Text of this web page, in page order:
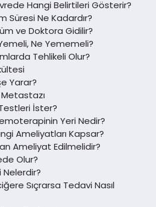
Hangi Belirtileri Gösterir?
Süresi Ne Kadardır?
ve Doktora Gidilir?
Ne Yememeli?
Tehlikeli Olur?
Yarar?
İster?
Yeri Nedir?
Ameliyatları Kapsar?
Ameliyat Edilmelidir?
Olur?
Nelerdir?
Sıçrarsa Tedavi Nasıl